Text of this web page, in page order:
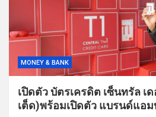
MONEY & BANK
เปิดตัว บัตรเครดิต เซ็นทรัล เ
เต็ด)พร้อมเปิดตัว แบรนด์แอ